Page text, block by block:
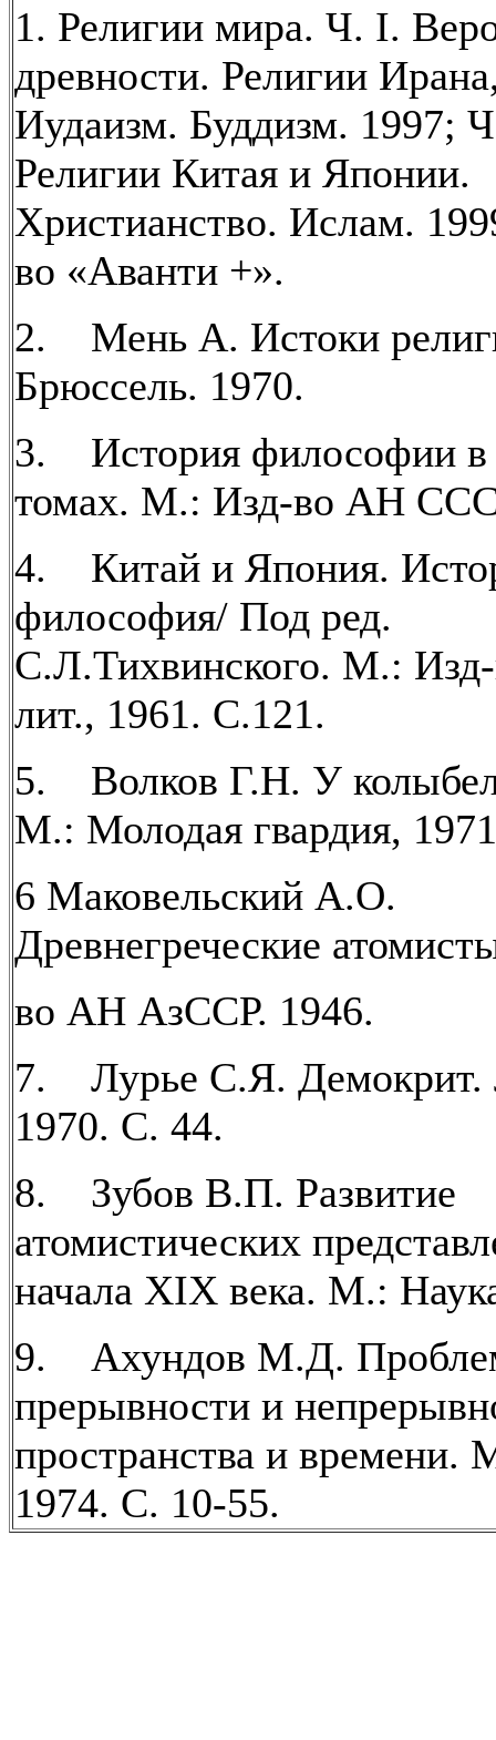
1. Религии мира. Ч. I.
древности. Религии
Иудаизм. Буддизм. 1997;
Религии Китая и Японии.
Христианство. Ислам.
во «Аванти +».
2. Мень А. Истоки
Брюссель. 1970.
3. История философии в
томах. М.: Изд-во АН
4. Китай и Япония.
философия/ Под ред.
С.Л.Тихвинского. М.: Изд-
лит., 1961. С.121.
5. Волков Г.Н. У
М.: Молодая гвардия,
6 Маковельский А.О.
Древнегреческие
во АН АзССР. 1946.
7. Лурье С.Я. Демокрит.
1970. С. 44.
8. Зубов В.П. Развитие
атомистических
начала XIX века. М.:
9. Ахундов М.Д.
прерывности и
пространства и времени.
1974. С. 10-55.